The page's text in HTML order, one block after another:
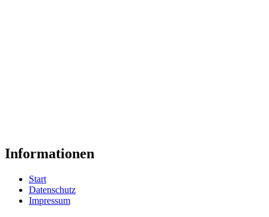
Informationen
Start
Datenschutz
Impressum